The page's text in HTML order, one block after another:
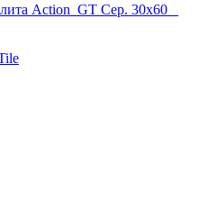
Action_GT Сер. 30x60 _